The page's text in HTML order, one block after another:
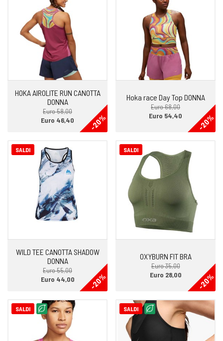
HOKA AIROLITE RUN CANOTTA
DONNA
Euro 58,00
-20%
Euro 46,40
Hoka race Day Top DONNA
Euro 68,00
-20%
Euro 54,40
SALDI
WILD TEE CANOTTA SHADOW
DONNA
Euro 55,00
-20%
Euro 44,00
SALDI
OXYBURN FIT BRA
Euro 35,00
-20%
Euro 28,00
SALDI SALDI